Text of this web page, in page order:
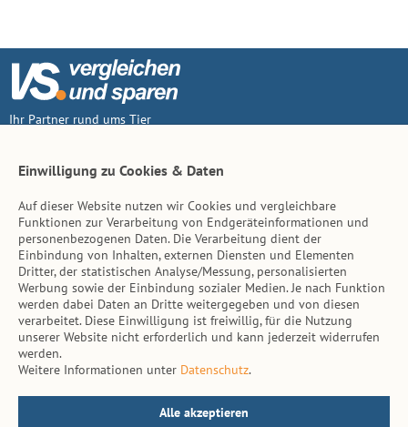
Ihr Partner rund ums Tier
Inhalt
Tierarzt-Suche
Hinweise
AGB
Impressum
Datenschutz
Kontakt
Einwilligung zu Cookies & Daten
Auf dieser Website nutzen wir Cookies und vergleichbare
Funktionen zur Verarbeitung von Endgeräteinformationen und
personenbezogenen Daten. Die Verarbeitung dient der
Einbindung von Inhalten, externen Diensten und Elementen
Dritter, der statistischen Analyse/Messung, personalisierten
Werbung sowie der Einbindung sozialer Medien. Je nach Funktion
werden dabei Daten an Dritte weitergegeben und von diesen
verarbeitet. Diese Einwilligung ist freiwillig, für die Nutzung
unserer Website nicht erforderlich und kann jederzeit widerrufen
werden.
Weitere Informationen unter Datenschutz.
Alle akzeptieren